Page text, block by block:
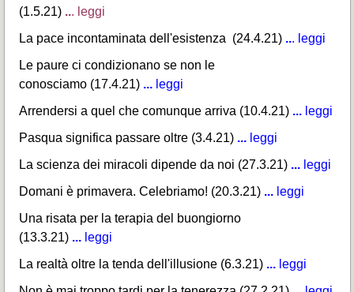
(1.5.21) ... leggi
La pace incontaminata dell'esistenza (24.4.21) ... leggi
Le paure ci condizionano se non le
conosciamo (17.4.21) ... leggi
Arrendersi a quel che comunque arriva (10.4.21) ... leggi
Pasqua significa passare oltre (3.4.21) ... leggi
La scienza dei miracoli dipende da noi (27.3.21) ... leggi
Domani è primavera. Celebriamo! (20.3.21) ... leggi
Una risata per la terapia del buongiorno
(13.3.21) ... leggi
La realtà oltre la tenda dell'illusione (6.3.21) ... leggi